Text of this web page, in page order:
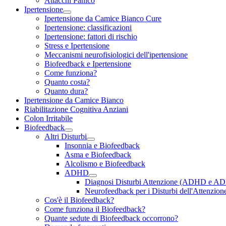
Ipertensione
Ipertensione da Camice Bianco Cure
Ipertensione: classificazioni
Ipertensione: fattori di rischio
Stress e Ipertensione
Meccanismi neurofisiologici dell'ipertensione
Biofeedback e Ipertensione
Come funziona?
Quanto costa?
Quanto dura?
Ipertensione da Camice Bianco
Riabilitazione Cognitiva Anziani
Colon Irritabile
Biofeedback
Altri Disturbi
Insonnia e Biofeedback
Asma e Biofeedback
Alcolismo e Biofeedback
ADHD
Diagnosi Disturbi Attenzione (ADHD e
Neurofeedback per i Disturbi
Cos'è il Biofeedback?
Come funziona il Biofeedback?
Quante sedute di Biofeedback occorrono?